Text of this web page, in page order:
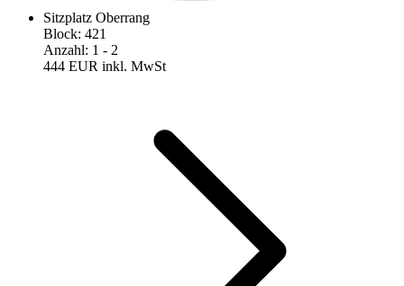
Sitzplatz Oberrang
Block: 421
Anzahl: 1 - 2
444 EUR inkl. MwSt